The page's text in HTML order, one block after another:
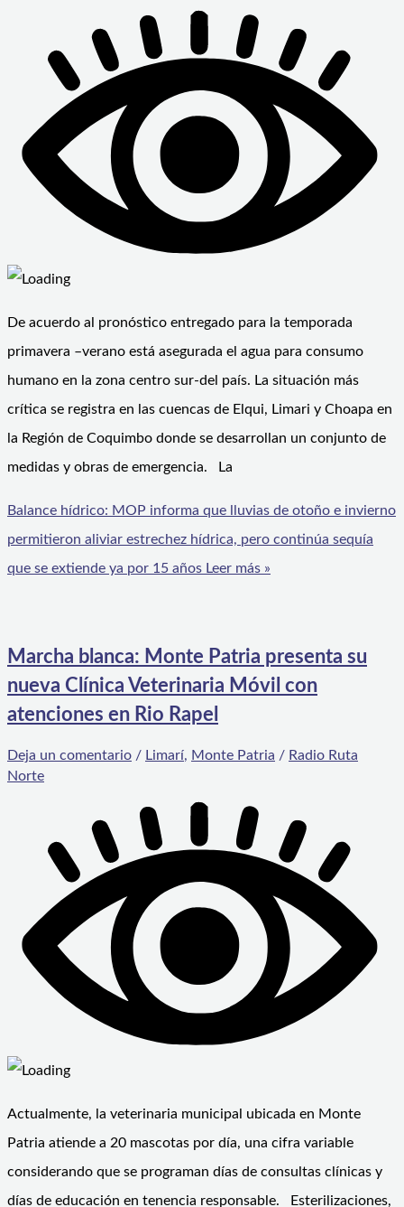
De acuerdo al pronóstico entregado para la temporada
primavera –verano está asegurada el agua para consumo
humano en la zona centro sur-del país. La situación más
crítica se registra en las cuencas de Elqui, Limari y Choapa en
la Región de Coquimbo donde se desarrollan un conjunto de
medidas y obras de emergencia. La
Balance hídrico: MOP informa que lluvias de otoño e invierno
permitieron aliviar estrechez hídrica, pero continúa sequía
que se extiende ya por 15 años Leer más »
Marcha blanca: Monte Patria presenta su
nueva Clínica Veterinaria Móvil con
atenciones en Rio Rapel
Deja un comentario / Limarí, Monte Patria / Radio Ruta
Norte
Actualmente, la veterinaria municipal ubicada en Monte
Patria atiende a 20 mascotas por día, una cifra variable
considerando que se programan días de consultas clínicas y
días de educación en tenencia responsable. Esterilizaciones,